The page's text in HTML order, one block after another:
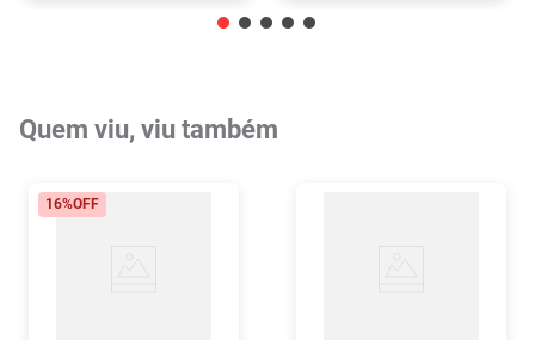
Quem viu, viu também
16%OFF